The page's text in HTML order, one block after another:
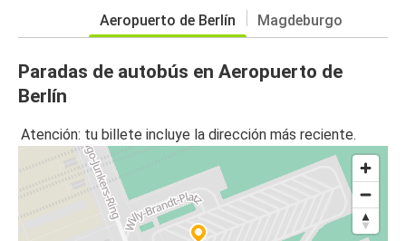
Aeropuerto de Berlín Magdeburgo
Paradas de autobús en Aeropuerto de
Berlín
Atención: tu billete incluye la dirección más reciente.